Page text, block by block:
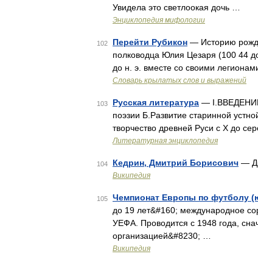
Увидела это светлоокая дочь …
Энциклопедия мифологии
102 Перейти Рубикон — Историю
полководца Юлия Цезаря (100 44
до н. э. вместе со своими
Словарь крылатых слов и выражений
103 Русская литература —
поэзии Б.Развитие старинной
творчество древней Руси с X до
Литературная энциклопедия
104 Кедрин, Дмитрий Борисович —
Википедия
105 Чемпионат Европы по футболу
до 19 лет&#160; международное
УЕФА. Проводится с 1948 года,
организацией&#8230; …
Википедия